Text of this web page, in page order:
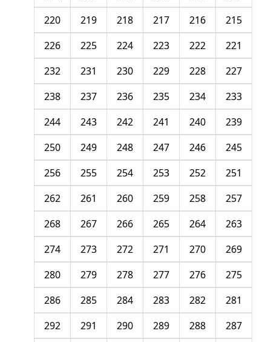
215
216
217
218
219
220
221
222
223
224
225
226
227
228
229
230
231
232
233
234
235
236
237
238
239
240
241
242
243
244
245
246
247
248
249
250
251
252
253
254
255
256
257
258
259
260
261
262
263
264
265
266
267
268
269
270
271
272
273
274
275
276
277
278
279
280
281
282
283
284
285
286
287
288
289
290
291
292